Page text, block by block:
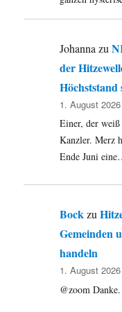
Johannazu
der
Höchststand
1. August 2026
Einer, der weiß
Kanzler. Merz
Ende Juni
Bockzu
Gemeinden
handeln
1. August 2026
@zoom Danke.